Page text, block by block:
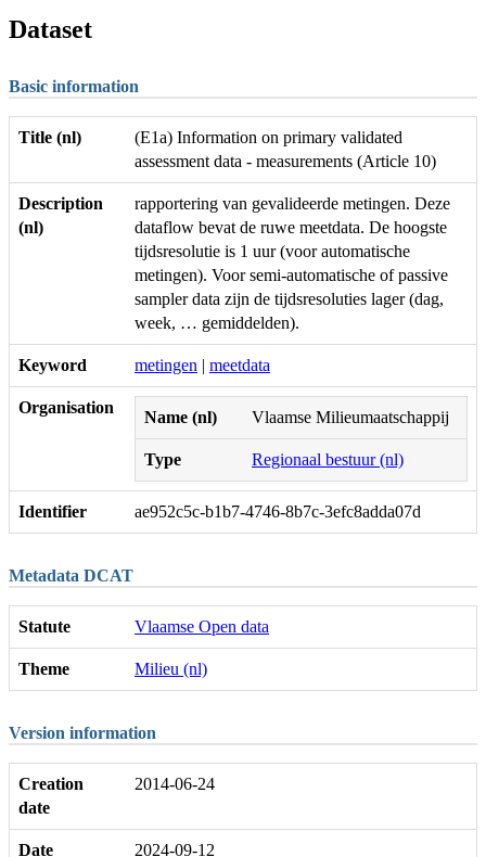
Dataset
Basic information
Title (nl)
(E1a) Information on primary validated
assessment data - measurements (Article 10)
Description
(nl)
rapportering van gevalideerde metingen. Deze
dataflow bevat de ruwe meetdata. De hoogste
tijdsresolutie is 1 uur (voor automatische
metingen). Voor semi-automatische of passive
sampler data zijn de tijdsresoluties lager (dag,
week, … gemiddelden).
Keyword metingen | meetdata
Organisation
Name (nl) Vlaamse Milieumaatschappij
Type Regionaal bestuur (nl)
Identifier ae952c5c-b1b7-4746-8b7c-3efc8adda07d
Metadata DCAT
Statute Vlaamse Open data
Theme Milieu (nl)
Version information
Creation
date
2014-06-24
Date
2024-09-12